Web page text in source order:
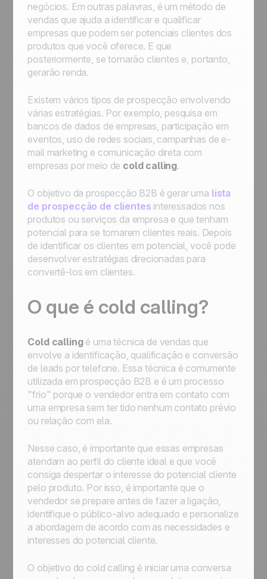
negócios. Em outras palavras, é um método de
vendas que ajuda a identificar e qualificar
empresas que podem ser potenciais clientes dos
produtos que você oferece. E que
posteriormente, se tornarão clientes e, portanto,
gerarão renda.
Existem vários tipos de prospecção envolvendo
várias estratégias. Por exemplo, pesquisa em
bancos de dados de empresas, participação em
eventos, uso de redes sociais, campanhas de e-
mail marketing e comunicação direta com
empresas por meio de cold calling.
O objetivo da prospecção B2B é gerar uma lista
de prospecção de clientes interessados ​​nos
produtos ou serviços da empresa e que tenham
potencial para se tornarem clientes reais. Depois
de identificar os clientes em potencial, você pode
desenvolver estratégias direcionadas para
convertê-los em clientes.
O que é cold calling?
Cold callingé uma técnica de vendas que
envolve a identificação, qualificação e conversão
de leads por telefone. Essa técnica é comumente
utilizada em prospecção B2B e é um processo
"frio" porque o vendedor entra em contato com
uma empresa sem ter tido nenhum contato prévio
ou relação com ela.
Nesse caso, é importante que essas empresas
atendam ao perfil do cliente ideal e que você
consiga despertar o interesse do potencial cliente
pelo produto. Por isso, é importante que o
vendedor se prepare antes de fazer a ligação,
identifique o público-alvo adequado e personalize
a abordagem de acordo com as necessidades e
interesses do potencial cliente.
O objetivo do cold calling é iniciar uma conversa